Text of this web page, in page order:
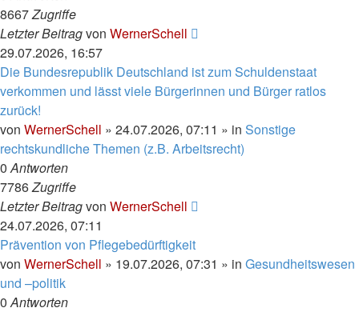
8667Zugriffe
Letzter Beitragvon WernerSchell
29.07.2026, 16:57
Die Bundesrepublik Deutschland ist zum Schuldenstaat
verkommen und lässt viele Bürgerinnen und Bürger ratlos
zurück!
von WernerSchell » 24.07.2026, 07:11 » in Sonstige
rechtskundliche Themen (z.B. Arbeitsrecht)
0Antworten
7786Zugriffe
Letzter Beitragvon WernerSchell
24.07.2026, 07:11
Prävention von Pflegebedürftigkeit
von WernerSchell » 19.07.2026, 07:31 » in Gesundheitswesen
und –politik
0Antworten